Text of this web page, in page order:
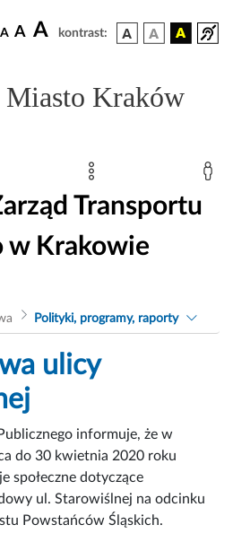
A A A kontrast:
Miasto Kraków
Transportu
w Krakowie
Polityki, programy, raporty
ulicy
informuje, że w
do 30 kwietnia 2020 roku
społeczne dotyczące
ul. Starowiślnej na odcinku
Powstańców Śląskich.